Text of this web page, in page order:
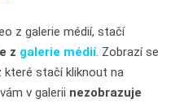
z galerie médií, stačí
z galerie médií. Zobrazí se
které stačí kliknout na
v galerii nezobrazuje